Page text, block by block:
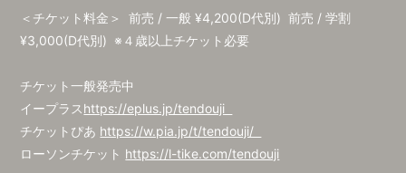
＜チケット料金＞ 前売 / ⼀般 ¥4,200(D代別) 前売 / 学割
¥3,000(D代別) ※４歳以上チケット必要
チケット一般発売中
イープラス https://eplus.jp/tendouji
チケットぴあ https://w.pia.jp/t/tendouji/
ローソンチケット https://l-tike.com/tendouji